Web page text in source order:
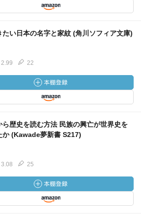
たい日本の名字と家紋 (角川ソフィア文庫)
2.99 22
ら歴史を読む方法 民族の興亡が世界史を
か (Kawade夢新書 S217)
3.08 25